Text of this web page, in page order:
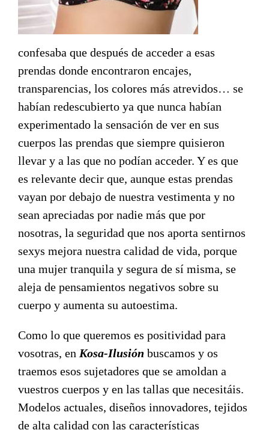
confesaba que después de acceder a esas
prendas donde encontraron encajes,
transparencias, los colores más atrevidos… se
habían redescubierto ya que nunca habían
experimentado la sensación de ver en sus
cuerpos las prendas que siempre quisieron
llevar y a las que no podían acceder. Y es que
es relevante decir que, aunque estas prendas
vayan por debajo de nuestra vestimenta y no
sean apreciadas por nadie más que por
nosotras, la seguridad que nos aporta sentirnos
sexys mejora nuestra calidad de vida, porque
una mujer tranquila y segura de sí misma, se
aleja de pensamientos negativos sobre su
cuerpo y aumenta su autoestima.
Como lo que queremos es positividad para
vosotras, en Kosa-Ilusión buscamos y os
traemos esos sujetadores que se amoldan a
vuestros cuerpos y en las tallas que necesitáis.
Modelos actuales, diseños innovadores, tejidos
de alta calidad con las características